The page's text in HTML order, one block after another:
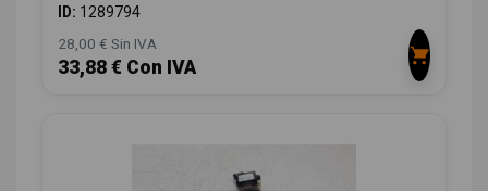
ID: 1289794
28,00 € Sin IVA
33,88 € Con IVA